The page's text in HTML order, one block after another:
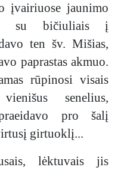
įvairiuose jaunimo
su bičiuliais į
ten šv. Mišias,
paprastas akmuo.
rūpinosi visais
senelius,
pro šalį
girtuoklį...
lėktuvais jis